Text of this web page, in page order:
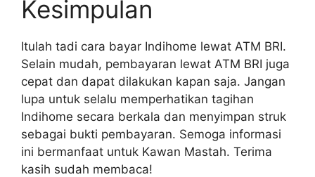
Kesimpulan
Itulah tadi cara bayar Indihome lewat ATM BRI.
Selain mudah, pembayaran lewat ATM BRI juga
cepat dan dapat dilakukan kapan saja. Jangan
lupa untuk selalu memperhatikan tagihan
Indihome secara berkala dan menyimpan struk
sebagai bukti pembayaran. Semoga informasi
ini bermanfaat untuk Kawan Mastah. Terima
kasih sudah membaca!